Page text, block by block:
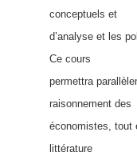
conceptuels et
d’analyse et les
Ce cours
permettra
raisonnement des
économistes, tout
littérature